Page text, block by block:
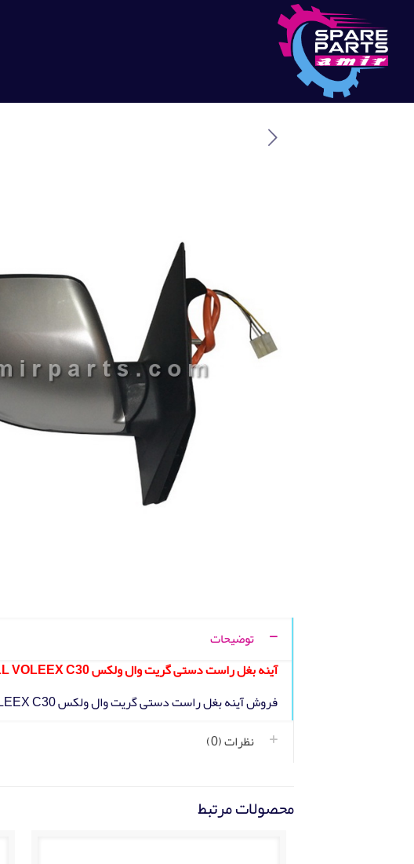
توضیحات
آينه بغل راست دستی گریت وال ولکس GREAT WALL VOLEEX C30
فروش آينه بغل راست دستی گریت وال ولکس GREAT WALL VOLEEX C30 با بهترین قیمت
نظرات (0)
محصولات مرتبط